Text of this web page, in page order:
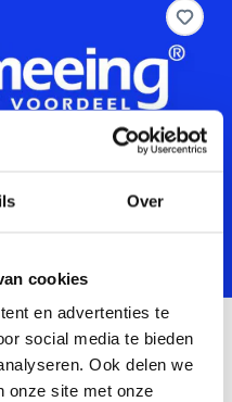
Over
cookies
en advertenties te
social media te bieden
Ook delen we
onze site met onze